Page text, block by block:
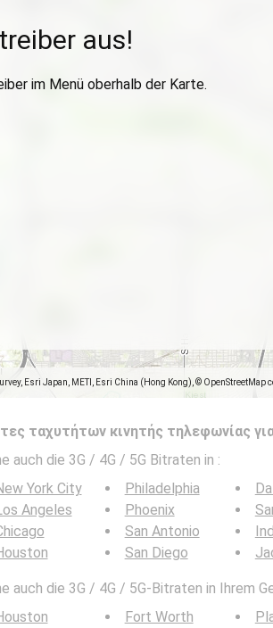
Esri Japan, METI, Esri China (Hong Kong), ©
aus!
im Menü oberhalb der Karte.
ταχυτήτων κινητής τηλεφωνίας
auch die 3G / 4G / 5G Bitraten in :
York City
Angeles
Philadelphia
Phoenix
San Antonio
San Diego
auch die 3G / 4G / 5G-Bitraten in Ihrem
Fort Worth